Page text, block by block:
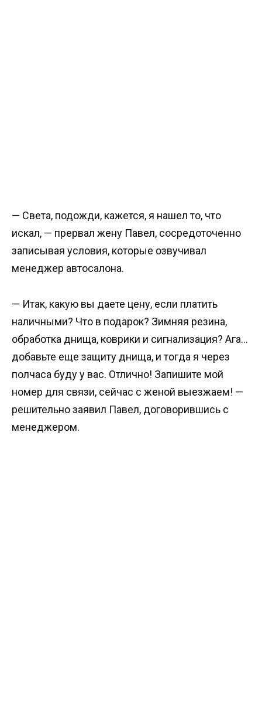
— Света, подожди, кажется, я нашел то, что
искал, — прервал жену Павел, сосредоточенно
записывая условия, которые озвучивал
менеджер автосалона.
— Итак, какую вы даете цену, если платить
наличными? Что в подарок? Зимняя резина,
обработка днища, коврики и сигнализация? Ага…
добавьте еще защиту днища, и тогда я через
полчаса буду у вас. Отлично! Запишите мой
номер для связи, сейчас с женой выезжаем! —
решительно заявил Павел, договорившись с
менеджером.